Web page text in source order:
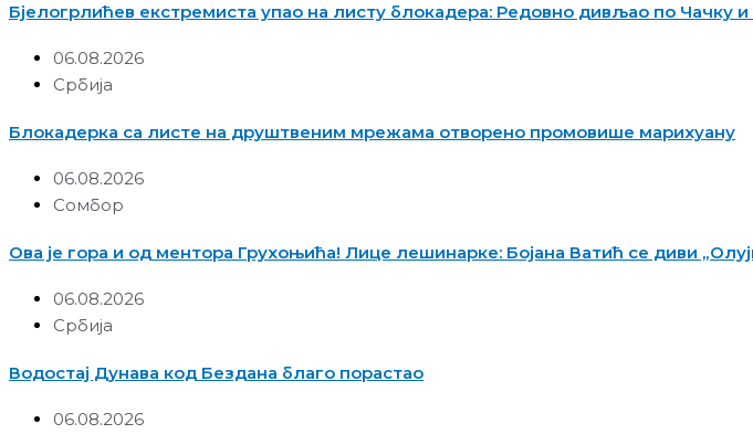
Бјелогрлићев екстремиста упао на листу блокадера: Редовно дивљао по
06.08.2026
Србија
Блокадерка са листе на друштвеним мрежама отворено промовише марихуану
06.08.2026
Сомбор
Ова је гора и од ментора Грухоњића! Лице лешинарке: Бојана Ватић се диви
06.08.2026
Србија
Водостај Дунава код Бездана благо порастао
06.08.2026